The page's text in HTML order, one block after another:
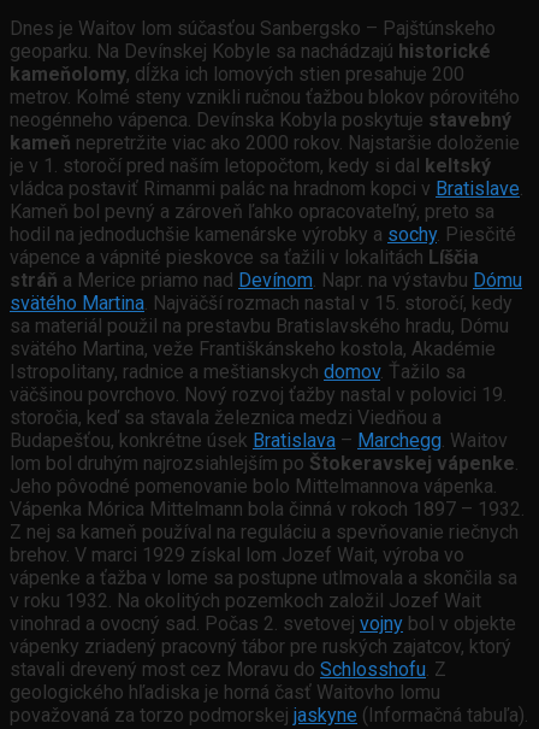
Dnes je Waitov lom súčasťou Sanbergsko – Pajštúnskeho
geoparku. Na Devínskej Kobyle sa nachádzajú historické
kameňolomy, dĺžka ich lomových stien presahuje 200
metrov. Kolmé steny vznikli ručnou ťažbou blokov pórovitého
neogénneho vápenca. Devínska Kobyla poskytuje stavebný
kameň nepretržite viac ako 2000 rokov. Najstaršie doloženie
je v 1. storočí pred naším letopočtom, kedy si dal
keltský
vládca postaviť Rimanmi palác na hradnom kopci v Bratislave.
Kameň bol pevný a zároveň ľahko opracovateľný, preto sa
hodil na jednoduchšie kamenárske výrobky a sochy. Piesčité
vápence a vápnité pieskovce sa ťažili v lokalitách Líščia
stráň a Merice priamo nad Devínom. Napr. na výstavbu Dómu
svätého Martina. Najväčší rozmach nastal v 15. storočí, kedy
sa materiál použil na prestavbu Bratislavského hradu, Dómu
svätého Martina, veže Františkánskeho kostola, Akadémie
Istropolitany, radnice a meštianskych domov. Ťažilo sa
väčšinou povrchovo. Nový rozvoj ťažby nastal v polovici 19.
storočia, keď sa stavala železnica medzi Viedňou a
Budapešťou, konkrétne úsek Bratislava – Marchegg. Waitov
lom bol druhým najrozsiahlejším po Štokeravskej vápenke.
Jeho pôvodné pomenovanie bolo Mittelmannova vápenka.
Vápenka Mórica Mittelmann bola činná v rokoch 1897 – 1932.
Z nej sa kameň používal na reguláciu a spevňovanie riečnych
brehov. V marci 1929 získal lom Jozef Wait, výroba vo
vápenke a ťažba v lome sa postupne utlmovala a skončila sa
v roku 1932. Na okolitých pozemkoch založil Jozef Wait
vinohrad a ovocný sad. Počas 2. svetovej vojny bol v objekte
vápenky zriadený pracovný tábor pre ruských zajatcov, ktorý
stavali drevený most cez Moravu do Schlosshofu. Z
geologického hľadiska je horná časť Waitovho lomu
považovaná za torzo podmorskej jaskyne (Informačná tabuľa).